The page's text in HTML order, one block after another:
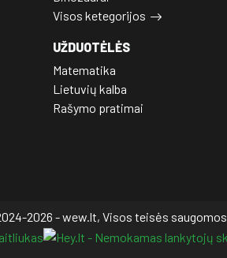
Visos ketegorijos
UŽDUOTĖLĖS
Matematika
Lietuvių kalba
Rašymo pratimai
2026 - wew.lt, Visos teisės saugomos